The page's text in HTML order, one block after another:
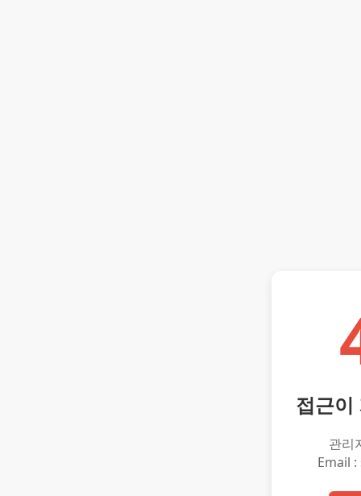
접근이
관리
Email